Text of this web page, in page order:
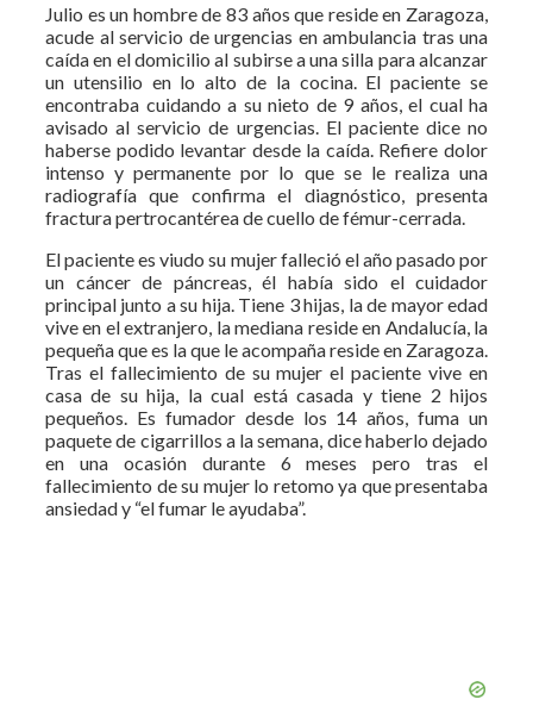
Julio es un hombre de 83 años que reside en Zaragoza,
acude al servicio de urgencias en ambulancia tras una
caída en el domicilio al subirse a una silla para alcanzar
un utensilio en lo alto de la cocina. El paciente se
encontraba cuidando a su nieto de 9 años, el cual ha
avisado al servicio de urgencias. El paciente dice no
haberse podido levantar desde la caída. Refiere dolor
intenso y permanente por lo que se le realiza una
radiografía que confirma el diagnóstico, presenta
fractura pertrocantérea de cuello de fémur-cerrada.
El paciente es viudo su mujer falleció el año pasado por
un cáncer de páncreas, él había sido el cuidador
principal junto a su hija. Tiene 3 hijas, la de mayor edad
vive en el extranjero, la mediana reside en Andalucía, la
pequeña que es la que le acompaña reside en Zaragoza.
Tras el fallecimiento de su mujer el paciente vive en
casa de su hija, la cual está casada y tiene 2 hijos
pequeños. Es fumador desde los 14 años, fuma un
paquete de cigarrillos a la semana, dice haberlo dejado
en una ocasión durante 6 meses pero tras el
fallecimiento de su mujer lo retomo ya que presentaba
ansiedad y “el fumar le ayudaba”.